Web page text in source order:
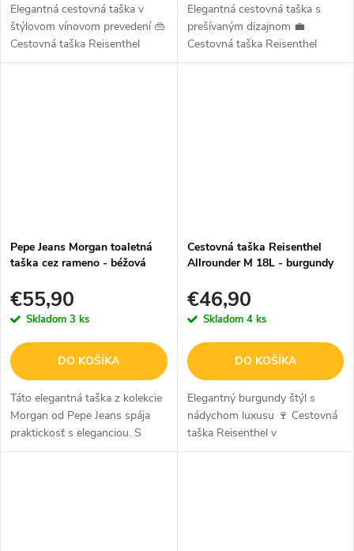
Elegantná cestovná taška v
štýlovom vínovom prevedení 👜
Cestovná taška Reisenthel
Allrounder L v dizajne Twist
Elegantná cestovná taška s
prešívaným dizajnom 💼
Cestovná taška Reisenthel
Allrounder L v dizajne
Pepe Jeans Morgan toaletná
taška cez rameno - béžová
€55,90
Skladom 3 ks
DO KOŠÍKA
Táto elegantná taška z kolekcie
Morgan od Pepe Jeans spája
praktickosť s eleganciou. S
dostatočne priestrannou
Cestovná taška Reisenthel
Allrounder M 18L - burgundy
€46,90
Skladom 4 ks
DO KOŠÍKA
Elegantný burgundy štýl s
nádychom luxusu 🍷 Cestovná
taška Reisenthel v
sofistikovanom burgundy